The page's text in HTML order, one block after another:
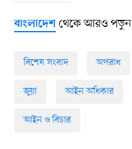
বাংলাদেশথেকে আরও পড়ুন
বিশেষ সংবাদ অপরাধ
জুয়া আইন অধিকার
আইন ও বিচার